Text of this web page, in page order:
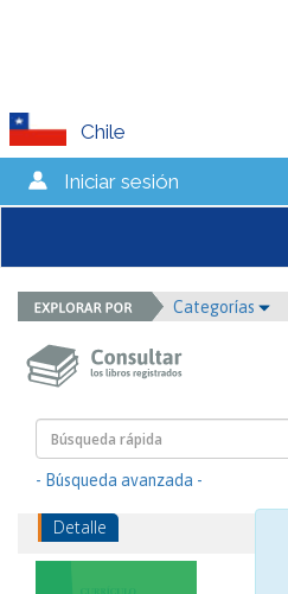
Chile
Iniciar sesión
Categorías
- Búsqueda avanzada -
Detalle